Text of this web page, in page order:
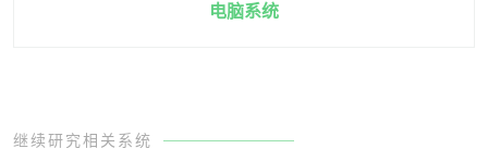
电脑系统
继续研究相关系统